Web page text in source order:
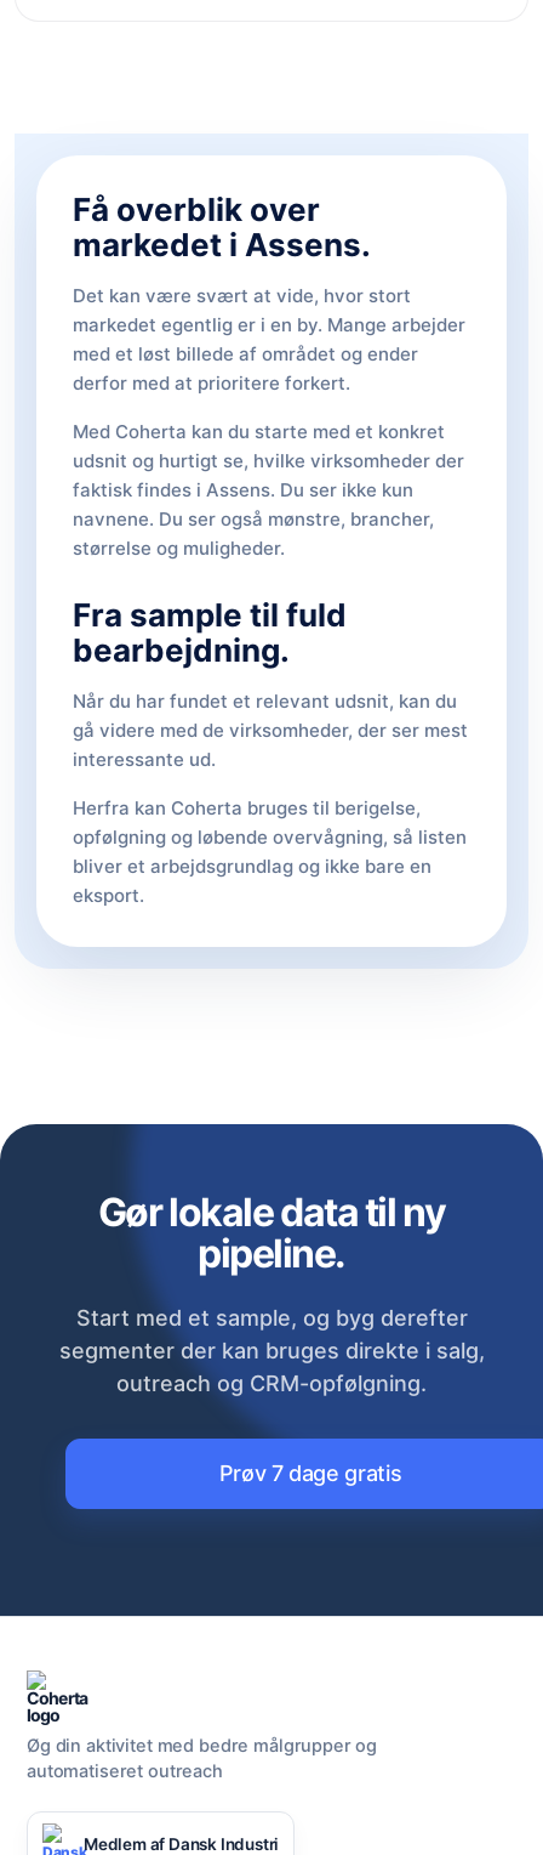
Få overblik over
markedet i Assens.
Det kan være svært at vide, hvor stort
markedet egentlig er i en by. Mange arbejder
med et løst billede af området og ender
derfor med at prioritere forkert.
Med Coherta kan du starte med et konkret
udsnit og hurtigt se, hvilke virksomheder der
faktisk findes i Assens. Du ser ikke kun
navnene. Du ser også mønstre, brancher,
størrelse og muligheder.
Fra sample til fuld
bearbejdning.
Når du har fundet et relevant udsnit, kan du
gå videre med de virksomheder, der ser mest
interessante ud.
Herfra kan Coherta bruges til berigelse,
opfølgning og løbende overvågning, så listen
bliver et arbejdsgrundlag og ikke bare en
eksport.
Gør lokale data til ny
pipeline.
Start med et sample, og byg derefter
segmenter der kan bruges direkte i salg,
outreach og CRM-opfølgning.
Prøv 7 dage gratis
Øg din aktivitet med bedre målgrupper og
automatiseret outreach
Medlem af Dansk Industri